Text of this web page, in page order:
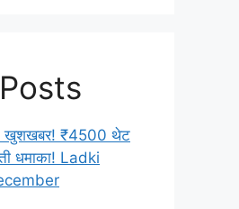
खुशखबर! ₹4500 थेट
धमाका! Ladki